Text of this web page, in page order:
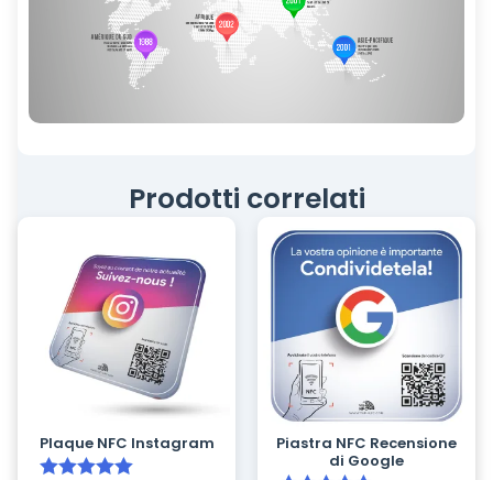
Prodotti correlati
Plaque NFC Instagram
Piastra NFC Recensione
di Google